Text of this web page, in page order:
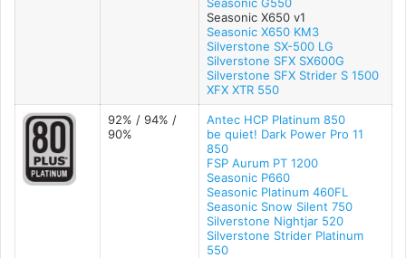
Seasonic X650 v1
Seasonic X650 KM3
Silverstone SX-500 LG
Silverstone SFX SX600G
Silverstone SFX Strider S 1500
XFX XTR 550
92% / 94% /
90%
Antec HCP Platinum 850
be quiet! Dark Power Pro 11
850
FSP Aurum PT 1200
Seasonic P660
Seasonic Platinum 460FL
Seasonic Snow Silent 750
Silverstone Nightjar 520
Silverstone Strider Platinum
550